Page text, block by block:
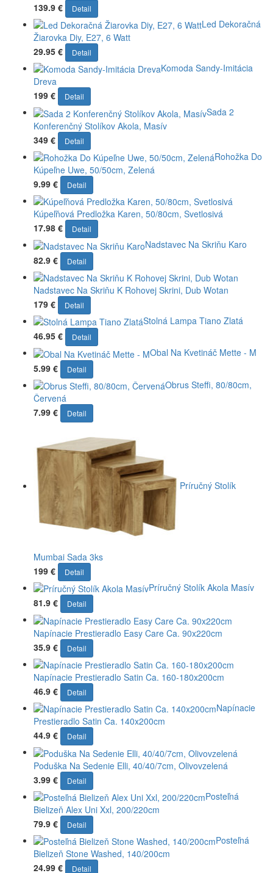
139.9 €
Detail
Led Dekoračná
Žiarovka Diy, E27, 6 Watt
29.95 €
Detail
Komoda Sandy-Imitácia
Dreva
199 €
Detail
Sada 2
Konferenčný Stolíkov Akola, Masív
349 €
Detail
Rohožka Do
Kúpeľne Uwe, 50/50cm, Zelená
9.99 €
Detail
Kúpeľňová Predložka Karen, 50/80cm, Svetlosivá
17.98 €
Detail
Nadstavec Na Skriňu Karo
82.9 €
Detail
Nadstavec Na Skriňu K Rohovej Skrini, Dub Wotan
179 €
Detail
Stolná Lampa Tiano Zlatá
46.95 €
Detail
Obal Na Kvetináč Mette - M
5.99 €
Detail
Obrus Steffi, 80/80cm,
Červená
7.99 €
Detail
Príručný Stolík
Mumbai Sada 3ks
199 €
Detail
Príručný Stolík Akola Masív
81.9 €
Detail
Napínacie Prestieradlo Easy Care Ca. 90x220cm
35.9 €
Detail
Napínacie Prestieradlo Satin Ca. 160-180x200cm
46.9 €
Detail
Napínacie
Prestieradlo Satin Ca. 140x200cm
44.9 €
Detail
Poduška Na Sedenie Elli, 40/40/7cm, Olivovzelená
3.99 €
Detail
Posteľná
Bielizeň Alex Uni Xxl, 200/220cm
79.9 €
Detail
Posteľná
Bielizeň Stone Washed, 140/200cm
24.99 €
Detail